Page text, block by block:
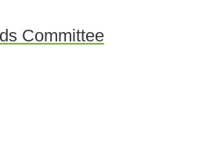
Committee